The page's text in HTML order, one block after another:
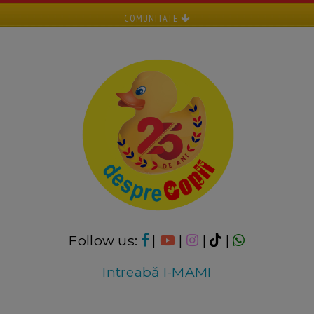
COMUNITATE
Follow us: | | |
|
Intreabă I-MAMI